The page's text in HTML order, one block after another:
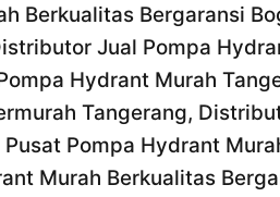
Berkualitas Bergaransi
Jual Pompa
Hydrant Murah
Tangerang,
Pompa Hydrant
Murah Berkualitas